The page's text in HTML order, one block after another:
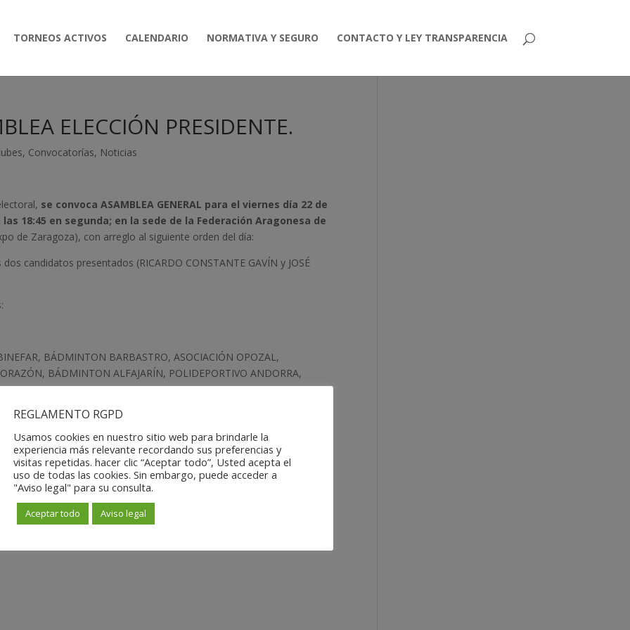
TORNEOS ACTIVOS CALENDARIO NORMATIVA Y SEGURO CONTACTO Y LEY TRANSPARENCIA
ELECCIÓN PRESIDENTE.
, Convocatorías, Noticias
se convoca ASAMBLEA GENERAL para el viernes día 22 de
18:45 en segunda; en la sede de la Federación Aragonesa de
de Zaragoza), con arreglo al siguiente orden del día:
candidatos presentados (RICARDO CONSTANTE GAVÍN y JOSÉ
BÁDMINTON BARBASTRO, ASOCIACIÓN OPOZAL,
BÁDMINTON ALFAJARÍN, POLIDEPORTIVO ANDORRA,
JOSÉ MARÍA CAMPOY, LORETO GRACIA, JORGE BOTAYA,
NEIRA Y ZULIMA CAÑAS.
MERCEDES AUDINA.
REGLAMENTO RGPD
Usamos cookies en nuestro sitio web para brindarle la
experiencia más relevante recordando sus preferencias y
visitas repetidas. hacer clic “Aceptar todo”, Usted acepta el
uso de todas las cookies. Sin embargo, puede acceder a
"Aviso legal" para su consulta.
Aceptar todo Aviso legal